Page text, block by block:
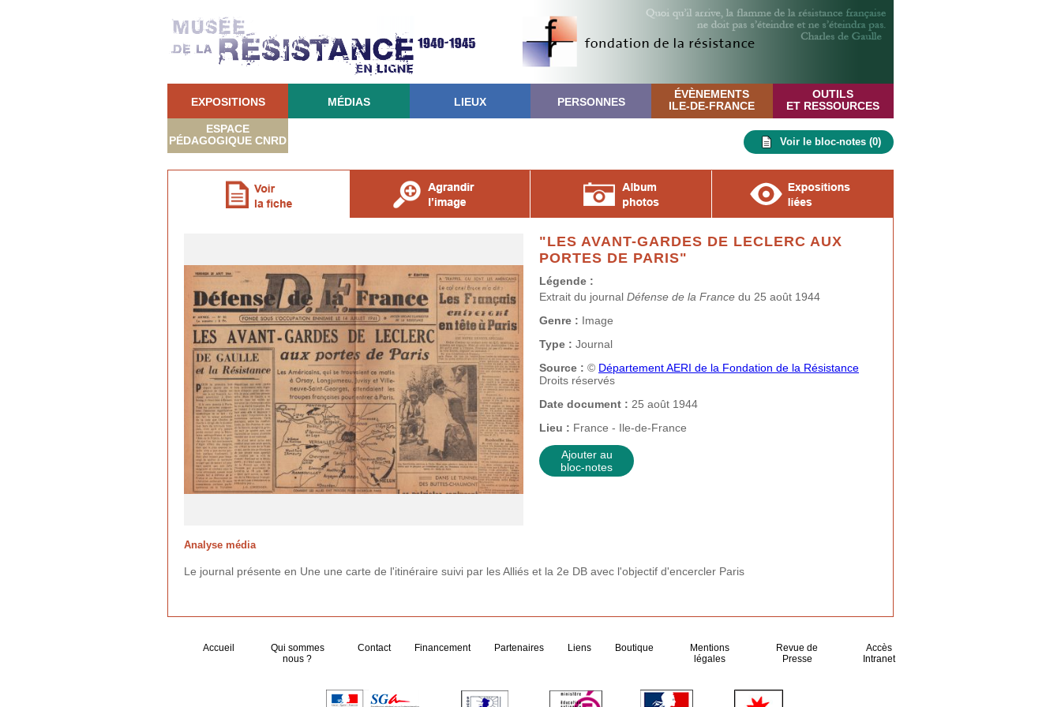
EXPOSITIONS MÉDIAS LIEUX PERSONNES
ÉVÈNEMENTS
ILE-DE-FRANCE
OUTILS
ET RESSOURCES
ESPACE
PÉDAGOGIQUE CNRD Voir le bloc-notes (0)
"LES AVANT-GARDES DE LECLERC AUX
PORTES DE PARIS"
Légende :
Extrait du journal Défense de la France du 25 août 1944
Genre : Image
Type : Journal
Source : © Département AERI de la Fondation de la Résistance
Droits réservés
Date document : 25 août 1944
Lieu : France - Ile-de-France
Ajouter au
bloc-notes
Analyse média
Le journal présente en Une une carte de l'itinéraire suivi par les Alliés et la 2e DB avec l'objectif d'encercler Paris
Accueil
Qui sommes
nous ?
Contact Financement Partenaires Liens Boutique
Mentions
légales
Revue de
Presse
Accès
Intranet